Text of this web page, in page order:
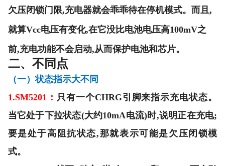
欠压闭锁门限,充电器就会乖乖待在停机模式。而且,
就算Vcc电压有变化,在它没比电池电压高100mV之
前,充电功能不会启动,从而保护电池和芯片。
二、 不同点
（一）状态指示大不同
1.SM5201 ： 只有一个CHRG引脚来指示充电状态。
当它处于下拉状态(大约10mA电流)时,说明正在充电;
要是处于高阻抗状态,那就表示可能是欠压闭锁模
式。